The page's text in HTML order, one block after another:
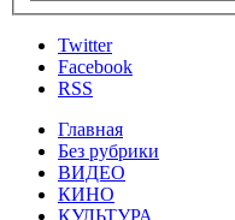
Twitter
Facebook
RSS
Главная
Без рубрики
ВИДЕО
КИНО